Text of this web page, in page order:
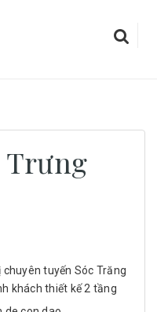
Trưng
tuyến Sóc Trăng
khách thiết kế 2 tầng